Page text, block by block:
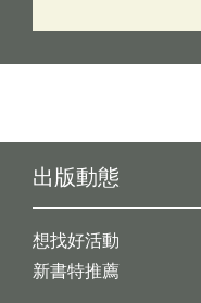
出版動態
想找好活動
新書特推薦